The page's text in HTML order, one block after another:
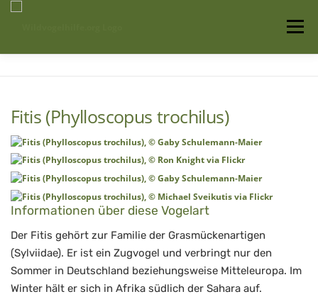
Menü
Fitis (Phylloscopus trochilus)
Informationen über diese Vogelart
Der Fitis gehört zur Familie der Grasmückenartigen
(Sylviidae). Er ist ein Zugvogel und verbringt nur den
Sommer in Deutschland beziehungsweise Mitteleuropa. Im
Winter hält er sich in Afrika südlich der Sahara auf.